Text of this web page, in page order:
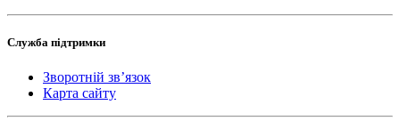
Служба підтримки
Зворотній зв’язок
Карта сайту